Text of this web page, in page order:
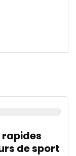
rapides
de sport